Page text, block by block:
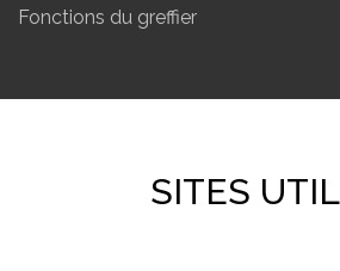
Fonctions du greffier
SITES